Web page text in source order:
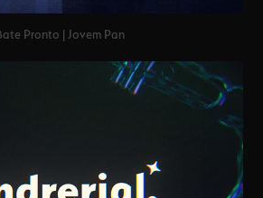
Pronto | Jovem Pan